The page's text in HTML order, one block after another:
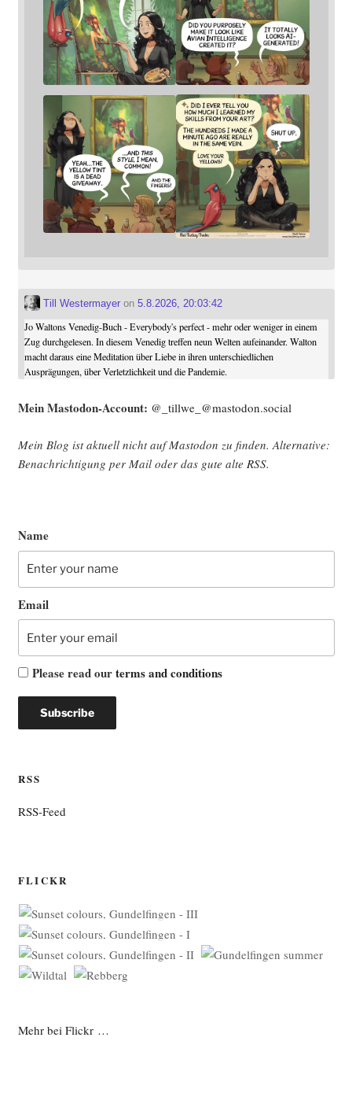
Till Westermayeron 5.8.2026, 20:03:42
Jo Waltons Venedig-Buch - Everybody's perfect - mehr oder weniger in einem
Zug durchgelesen. In diesem Venedig treffen neun Welten aufeinander. Walton
macht daraus eine Meditation über Liebe in ihren unterschiedlichen
Ausprägungen, über Verletzlichkeit und die Pandemie.
Mein Mast­o­don-Account: @_tillwe_@mastodon.social
Mein Blog ist aktu­ell nicht auf Mast­o­don zu fin­den. Alter­na­ti­ve:
Benach­rich­ti­gung per Mail oder das gute alte RSS.
Name
Email
Please read ourterms and conditions
RSS
RSS-Feed
FLICKR
Mehr bei Flickr …